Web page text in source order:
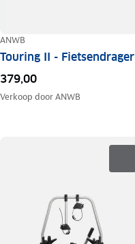
ANWB
Touring II - Fietsendrager
379,00
Verkoop doorANWB